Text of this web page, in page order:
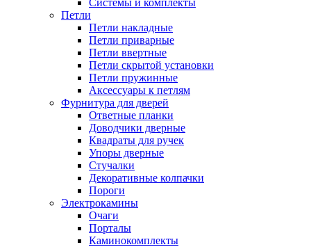
Системы и комплекты
Петли
Петли накладные
Петли приварные
Петли ввертные
Петли скрытой установки
Петли пружинные
Аксессуары к петлям
Фурнитура для дверей
Ответные планки
Доводчики дверные
Квадраты для ручек
Упоры дверные
Стучалки
Декоративные колпачки
Пороги
Электрокамины
Очаги
Порталы
Каминокомплекты